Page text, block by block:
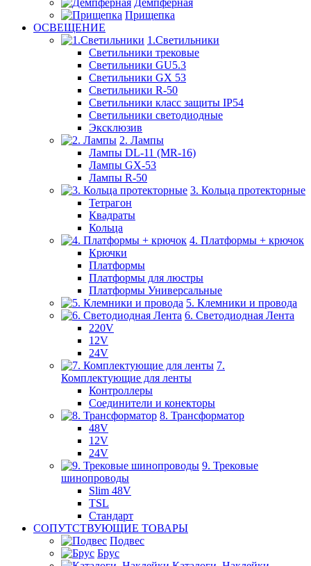
Демпферная
Прищепка
ОСВЕЩЕНИЕ
1.Светильники
Светильники трековые
Светильники GU5.3
Светильники GX 53
Светильники R-50
Светильники класс защиты IP54
Светильники светодиодные
Эксклюзив
2. Лампы
Лампы DL-11 (MR-16)
Лампы GX-53
Лампы R-50
3. Кольца протекторные
Тетрагон
Квадраты
Кольца
4. Платформы + крючок
Крючки
Платформы
Платформы для люстры
Платформы Универсальные
5. Клемники и провода
6. Светодиодная Лента
220V
12V
24V
7.
Комплектующие для ленты
Контроллеры
Соединители и конекторы
8. Трансформатор
48V
12V
24V
9. Трековые
шинопроводы
Slim 48V
TSL
Стандарт
СОПУТСТВУЮЩИЕ ТОВАРЫ
Подвес
Брус